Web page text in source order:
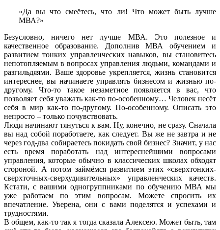
«Да вы что смеётесь, что ли! Что может быть лучше
МВА?»
Безусловно, ничего нет лучше МВА. Это полезное и
качественное образование. Дополнив МВА обучением и
развитием тонких управленческих навыков, вы становитесь
непотопляемым в вопросах управления людьми, командами и
разгильдяями. Ваше здоровье укрепляется, жизнь становится
интереснее, вы начинаете управлять бизнесом и жизнью по-
другому. Что-то такое незаметное появляется в вас, что
позволяет себя уважать как-то по-особенному… Человек несёт
себя в мир как-то по-другому. По-особенному. Описать это
непросто – только почувствовать.
Люди начинают тянуться к вам. Ну, конечно, не сразу. Сначала
вы над собой поработаете, как следует. Вы же не завтра и не
через год-два собираетесь покидать свой бизнес? Значит, у нас
есть время поработать над интереснейшими вопросами
управления, которые обычно в классических школах обходят
стороной. А потом займёмся развитием этих «сверхтонких-
сверхточных-сверхудивительных» управленческих качеств.
Кстати, с вашими одногруппниками по обучению МВА мы
уже работаем по этим вопросам. Можете спросить их
впечатление. Уверена, они с вами поделятся и успехами и
трудностями.
В общем, как-то так я тогда сказала Алексею. Может быть, там